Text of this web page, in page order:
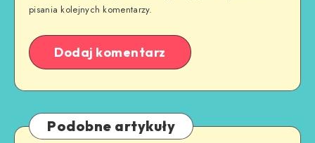
pisania kolejnych komentarzy.
Podobne artykuły